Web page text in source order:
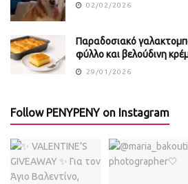
02/02/2026
Παραδοσιακό
φύλλο και βελούδινη
29/01/2026
Follow PENYPENY on Instagram